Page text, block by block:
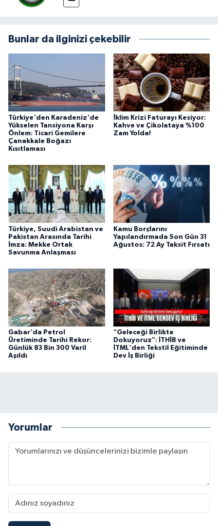
Bunlar da ilginizi çekebilir
Türkiye'den Karadeniz'de
Yükselen Tansiyona Karşı
Önlem: Ticari Gemilere
Çanakkale Boğazı
Kısıtlaması
İklim Krizi Faturayı Kesiyor:
Kahve ve Çikolataya %100
Zam Yolda!
Türkiye, Suudi Arabistan ve
Pakistan Arasında Tarihi
İmza: Mekke Ortak
Savunma Anlaşması
Kamu Borçlarını
Yapılandırmada Son Gün 31
Ağustos: 72 Ay Taksit Fırsatı
Gabar'da Petrol
Üretiminde Tarihi Rekor:
Günlük 83 Bin 300 Varil
Aşıldı
"Geleceği Birlikte
Dokuyoruz": İTHİB ve
İTML'den Tekstil Eğitiminde
Dev İş Birliği
Yorumlar